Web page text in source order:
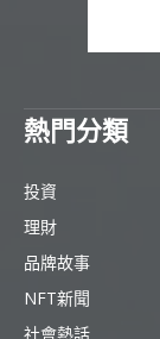
熱門分類
投資
理財
品牌故事
NFT新聞
社會熱話